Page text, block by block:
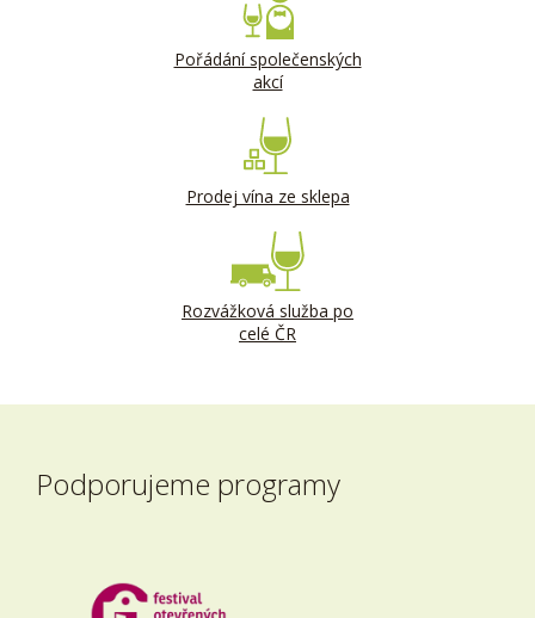
Pořádání společenských
akcí
Prodej vína ze sklepa
Rozvážková služba po
celé ČR
Podporujeme programy